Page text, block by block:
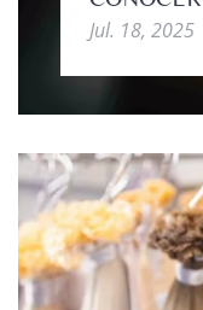
Jul. 18, 2025